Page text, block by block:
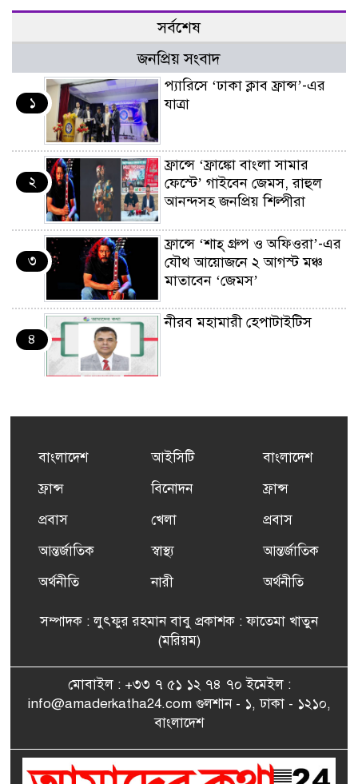
সর্বশেষ
জনপ্রিয় সংবাদ
১
প্যারিসে ‘ঢাকা ক্লাব ফ্রান্স’-এর
যাত্রা
২
ফ্রান্সে ‘ফ্রাঙ্কো বাংলা সামার
ফেস্টে’ গাইবেন জেমস, রাহুল
আনন্দসহ জনপ্রিয় শিল্পীরা
৩
ফ্রান্সে ‘শাহ্ গ্রুপ ও অফিওরা’-এর
যৌথ আয়োজনে ২ আগস্ট মঞ্চ
মাতাবেন ‘জেমস’
৪
নীরব মহামারী হেপাটাইটিস
৫
এর সম্পূর্ণ বিনামূল্যের সুশি
ফ্রান্সসহ ইউরোপীয় দেশসমূহে
দাবদাহ: কারণ, প্রভাব ও করণীয়
ফ্রান্সে সংবর্ধিত হলেন যুক্তরাজ্য
বিএনপি’র আহ্বায়ক কমিটির
সাংবাদিকতায় কৃতিত্বের পুরস্কার
এমপি মমতাজ আলোকে
জেলা প্রবাসী এসোসিয়েশন’
বাংলাদেশ
ফ্রান্স
প্রবাস
আন্তর্জাতিক
অর্থনীতি
আইসিটি
বিনোদন
খেলা
স্বাস্থ্য
নারী
বাংলাদেশ
ফ্রান্স
প্রবাস
আন্তর্জাতিক
অর্থনীতি
সম্পাদক : লুৎফুর রহমান বাবু প্রকাশক : ফাতেমা খাতুন
(মরিয়ম)
মোবাইল : +৩৩ ৭ ৫১ ১২ ৭৪ ৭০ ইমেইল :
info@amaderkatha24.com গুলশান - ১, ঢাকা - ১২১০,
বাংলাদেশ